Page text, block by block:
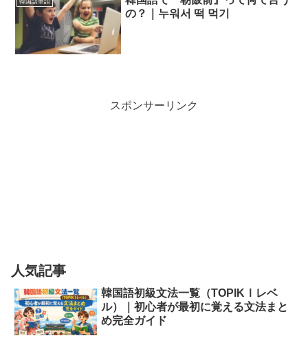
韓国語単語
の？｜누워서 떡 먹기
スポンサーリンク
人気記事
韓国語初級文法一覧（TOPIKⅠレベ
ル）｜初心者が最初に覚える文法まと
め完全ガイド